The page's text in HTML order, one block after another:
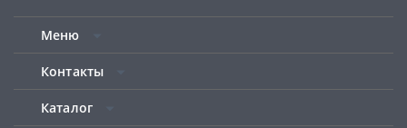
Меню
Контакты
Каталог